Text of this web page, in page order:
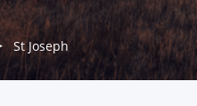
St Joseph